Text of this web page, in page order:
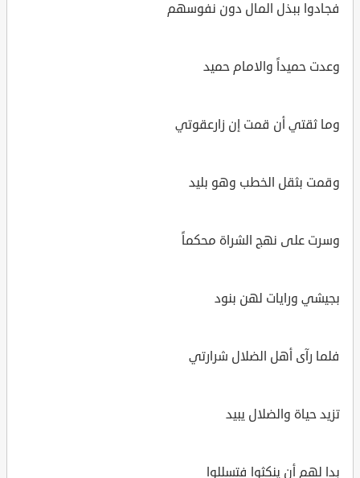
فجادوا ببذل المال دون نفوسهم
وعدت حميداً والامام حميد
وما ثقتي أن قمت إن زارعقوتي
وقمت بثقل الخطب وهو بليد
وسرت على نهج الشراة محكماً
بجيشي ورايات لهن بنود
فلما رآى أهل الضلال شرارتي
تزيد حياة والضلال يبيد
بدا لهم أن ينكثوا فتسللوا